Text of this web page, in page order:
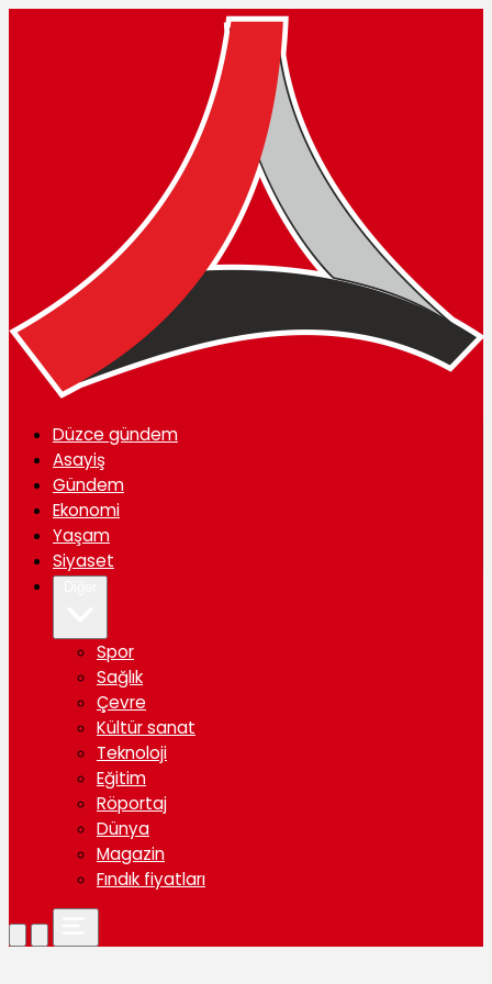
Düzce gündem
Asayiş
Gündem
Ekonomi
Yaşam
Siyaset
Spor
Sağlık
Çevre
Kültür sanat
Teknoloji
Eğitim
Röportaj
Dünya
Magazin
Fındık fiyatları